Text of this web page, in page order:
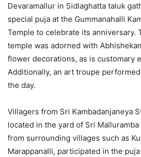
Devaramallur in Sidlaghatta taluk
special puja at the Gummanahalli
Temple to celebrate its anniversary.
temple was adorned with
flower decorations, as is customary
Additionally, an art troupe
the day.
Villagers from Sri Kambadanjaneya
located in the yard of Sri
from surrounding villages such as
Marappanalli, participated in the